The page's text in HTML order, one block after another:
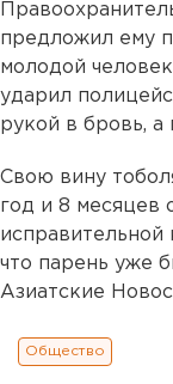
предложил ему
молодой
ударил
рукой в бровь, а
Свою вину
год и 8 месяцев
исправительной
что парень уже
Азиатские
Общество